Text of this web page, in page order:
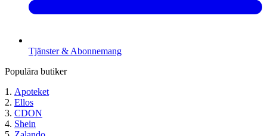
Tjänster & Abonnemang
Populära butiker
Apoteket
Ellos
CDON
Shein